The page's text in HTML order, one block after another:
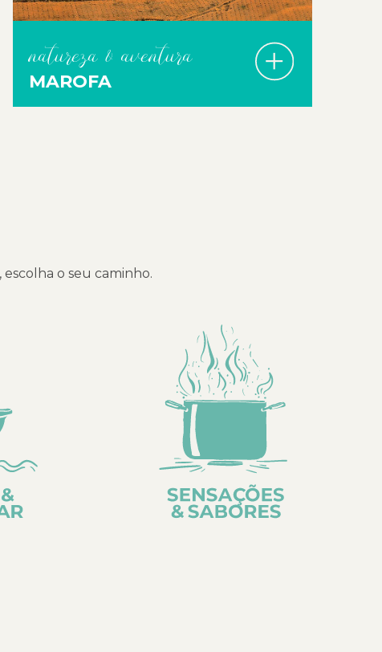
natureza & aventura
MAROFA
o seu caminho.